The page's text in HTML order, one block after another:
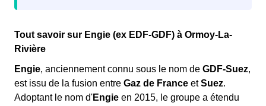
Tout savoir sur Engie (ex EDF-GDF) à Ormoy-La-
Rivière
Engie, anciennement connu sous le nom de GDF-Suez,
est issu de la fusion entre Gaz de France etSuez.
Adoptant le nom d'Engie en 2015, le groupe a étendu